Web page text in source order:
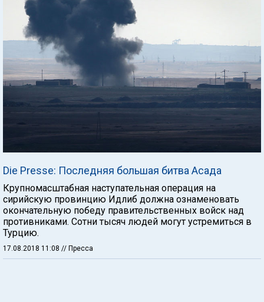
Die Presse: Последняя большая битва Асада
Крупномасштабная наступательная операция на
сирийскую провинцию Идлиб должна ознаменовать
окончательную победу правительственных войск над
противниками. Сотни тысяч людей могут устремиться в
Турцию.
17.08.2018 11:08 // Пресса